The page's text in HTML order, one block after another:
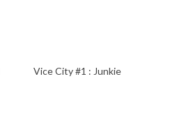
Vice City #1 : Junkie